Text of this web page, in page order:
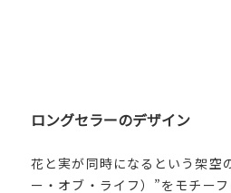
ロングセラーのデザイン
花と実が同時になるという架空
ー・オブ・ライフ）”をモチー